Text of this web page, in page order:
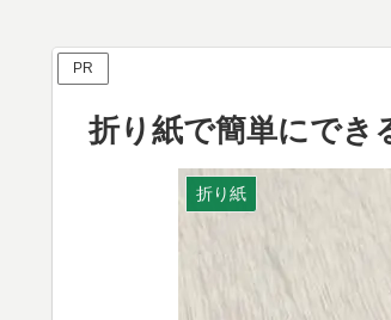
PR
折り紙で簡単にでき
折り紙